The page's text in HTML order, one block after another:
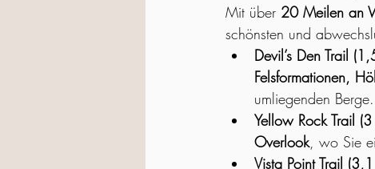
Mit über 20 Meilen an
schönsten und
Devil’s Den Trail
Felsformationen,
umliegenden
Yellow Rock Trail
Overlook, wo Sie
Vista Point Trail